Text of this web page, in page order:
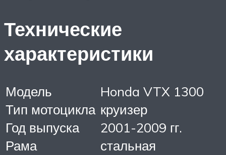
Технические
характеристики
Модель
Honda VTX 1300
Тип мотоцикла круизер
Год выпуска
2001-2009 гг.
Рама
стальная